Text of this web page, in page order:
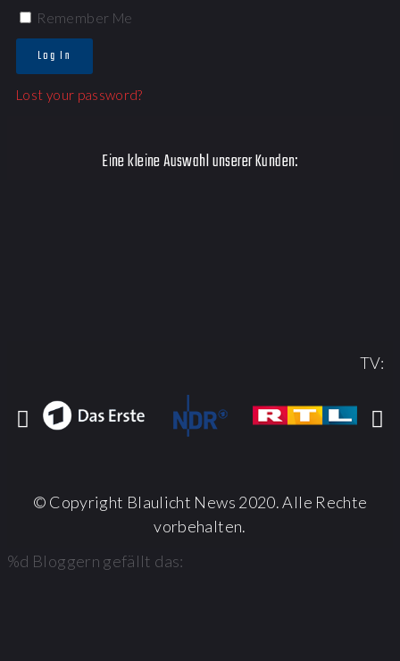
Remember Me
Log In
Lost your password?
Eine kleine Auswahl unserer Kunden:
TV:
© Copyright Blaulicht News 2020. Alle Rechte
vorbehalten.
%d Bloggern gefällt das: